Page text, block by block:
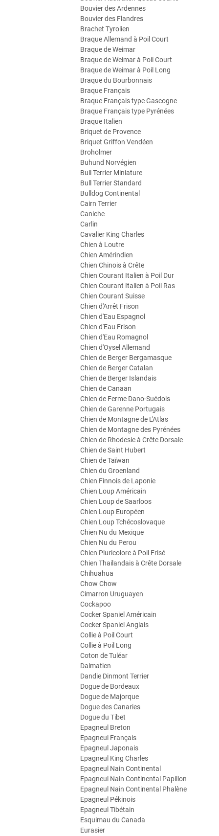
Bouvier des Ardennes
Bouvier des Flandres
Brachet Tyrolien
Braque Allemand à Poil Court
Braque de Weimar
Braque de Weimar à Poil Court
Braque de Weimar à Poil Long
Braque du Bourbonnais
Braque Français
Braque Français type Gascogne
Braque Français type Pyrénées
Braque Italien
Briquet de Provence
Briquet Griffon Vendéen
Broholmer
Buhund Norvégien
Bull Terrier Miniature
Bull Terrier Standard
Bulldog Continental
Cairn Terrier
Caniche
Carlin
Cavalier King Charles
Chien à Loutre
Chien Amérindien
Chien Chinois à Crête
Chien Courant Italien à Poil Dur
Chien Courant Italien à Poil Ras
Chien Courant Suisse
Chien d'Arrêt Frison
Chien d'Eau Espagnol
Chien d'Eau Frison
Chien d'Eau Romagnol
Chien d'Oysel Allemand
Chien de Berger Bergamasque
Chien de Berger Catalan
Chien de Berger Islandais
Chien de Canaan
Chien de Ferme Dano-Suédois
Chien de Garenne Portugais
Chien de Montagne de L'Atlas
Chien de Montagne des Pyrénées
Chien de Rhodesie à Crête Dorsale
Chien de Saint Hubert
Chien de Taïwan
Chien du Groenland
Chien Finnois de Laponie
Chien Loup Américain
Chien Loup de Saarloos
Chien Loup Européen
Chien Loup Tchécoslovaque
Chien Nu du Mexique
Chien Nu du Perou
Chien Pluricolore à Poil Frisé
Chien Thailandais à Crête Dorsale
Chihuahua
Chow Chow
Cimarron Uruguayen
Cockapoo
Cocker Spaniel Américain
Cocker Spaniel Anglais
Collie à Poil Court
Collie à Poil Long
Coton de Tuléar
Dalmatien
Dandie Dinmont Terrier
Dogue de Bordeaux
Dogue de Majorque
Dogue des Canaries
Dogue du Tibet
Epagneul Breton
Epagneul Français
Epagneul Japonais
Epagneul King Charles
Epagneul Nain Continental
Epagneul Nain Continental Papillon
Epagneul Nain Continental Phalène
Epagneul Pékinois
Epagneul Tibétain
Esquimau du Canada
Eurasier